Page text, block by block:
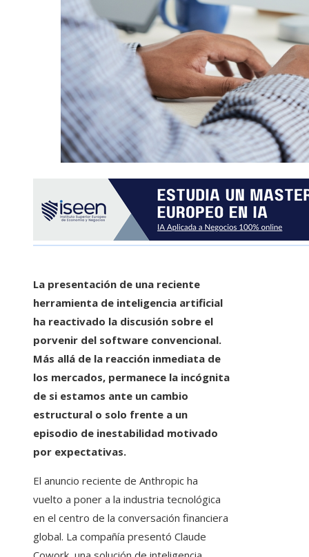
La presentación de una reciente
herramienta de inteligencia artificial
ha reactivado la discusión sobre el
porvenir del software convencional.
Más allá de la reacción inmediata de
los mercados, permanece la incógnita
de si estamos ante un cambio
estructural o solo frente a un
episodio de inestabilidad motivado
por expectativas.
El anuncio reciente de Anthropic ha
vuelto a poner a la industria tecnológica
en el centro de la conversación financiera
global. La compañía presentó Claude